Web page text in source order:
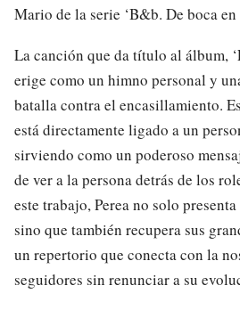
Mario de la serie ‘B&b. De boca en
La canción que da título al álbum,
erige como un himno personal y
batalla contra el encasillamiento.
está directamente ligado a un
sirviendo como un poderoso
de ver a la persona detrás de los
este trabajo, Perea no solo
sino que también recupera sus
un repertorio que conecta con la
seguidores sin renunciar a su